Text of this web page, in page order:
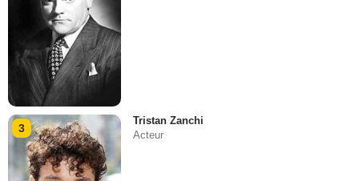
3
Tristan Zanchi
Acteur